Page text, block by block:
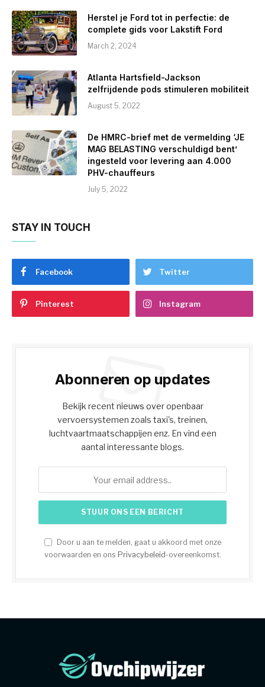
Herstel je Ford tot in perfectie: de
complete gids voor Lakstift Ford
March 2, 2024
Atlanta Hartsfield-Jackson
zelfrijdende pods stimuleren mobiliteit
August 5, 2022
De HMRC-brief met de vermelding ‘JE
MAG BELASTING verschuldigd bent’
ingesteld voor levering aan 4.000
PHV-chauffeurs
July 5, 2022
STAY IN TOUCH
Facebook Twitter
Pinterest Instagram
Abonneren op updates
Bekijk recent nieuws over openbaar
vervoersystemen zoals taxi's, treinen,
luchtvaartmaatschappijen enz. En vind een
aantal interessante blogs.
Door u aan te melden, gaat u akkoord met onze
voorwaarden en ons Privacybeleid -overeenkomst.